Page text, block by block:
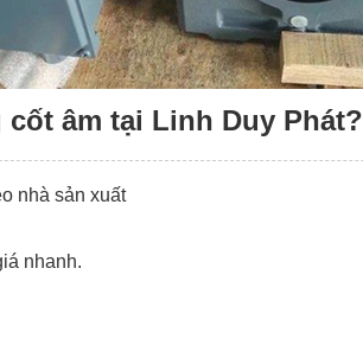
âm tại Linh Duy Phát?
nhà sản xuất
nhanh.